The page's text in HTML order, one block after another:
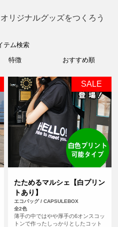
リジナルグッズをつくろう
テム検索
SALE
たためるマルシェ【白プリン
トあり】
エコバッグ / CAPSULEBOX
全2色
薄手の中ではやや厚手の6オンスコッ
トンで作ったしっかりとしたコット